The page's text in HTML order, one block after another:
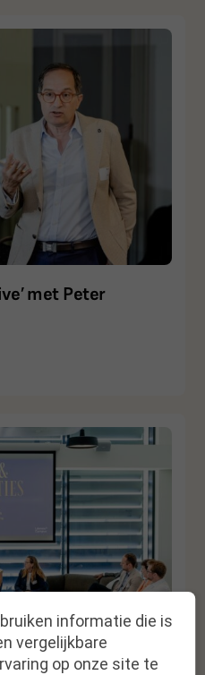
met Peter
informatie die is
vergelijkbare
op onze site te